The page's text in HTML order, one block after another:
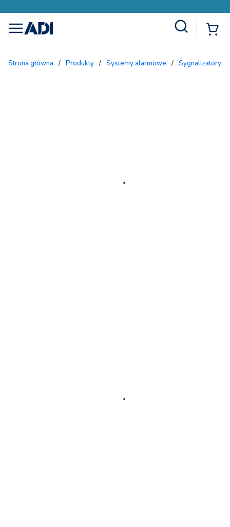
menu
Strona główna / Produkty / Systemy alarmowe / Sygnalizatory